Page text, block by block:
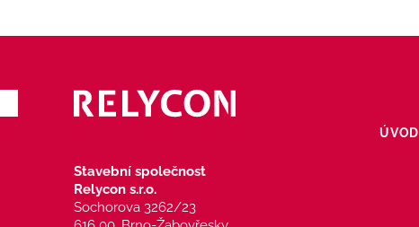
Stavební společnost
Relycon s.r.o.
Sochorova 3262/23
ÚVOD